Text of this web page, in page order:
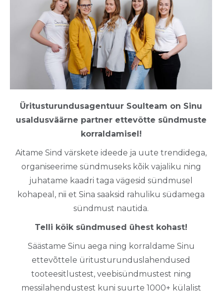
Üritusturundusagentuur Soulteam on Sinu
usaldusväärne partner ettevõtte sündmuste
korraldamisel!
Aitame Sind värskete ideede ja uute trendidega,
organiseerime sündmuseks kõik vajaliku ning
juhatame kaadri taga vägesid sündmusel
kohapeal, nii et Sina saaksid rahuliku südamega
sündmust nautida.
Telli kõik sündmused ühest kohast!
Säästame Sinu aega ning korraldame Sinu
ettevõttele üritusturunduslahendused
tooteesitlustest, veebisündmustest ning
messilahendustest kuni suurte 1000+ külalist